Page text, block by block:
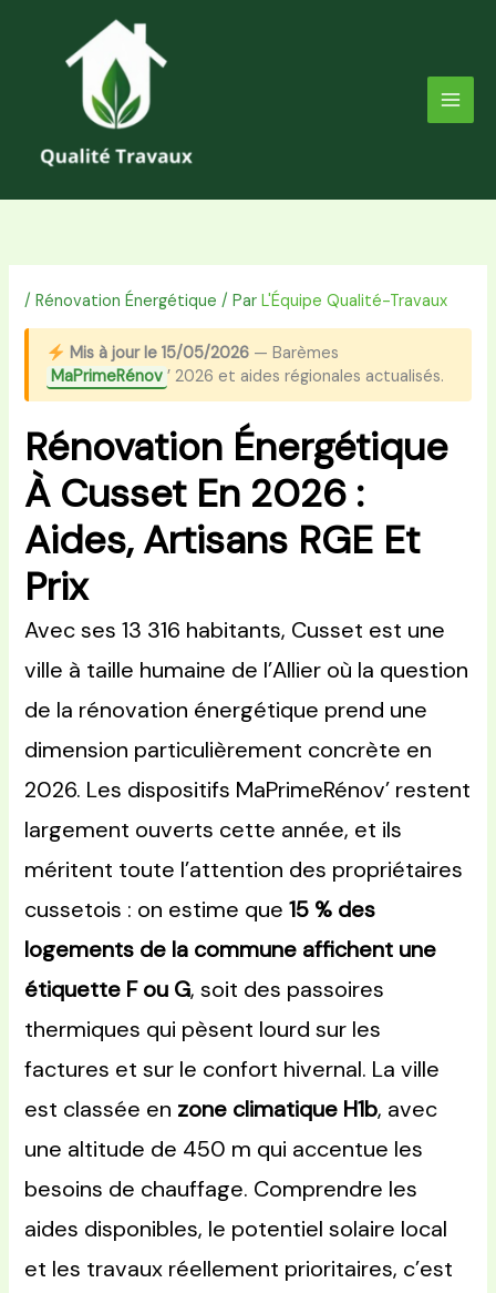
/Rénovation Énergétique / ParL'Équipe Qualité-Travaux
Mis à jour le 15/05/2026 — Barèmes
MaPrimeRénov ’ 2026 et aides régionales actualisés.
Rénovation Énergétique
À Cusset En 2026 :
Aides, Artisans RGE Et
Prix
Avec ses 13 316 habitants, Cusset est une
ville à taille humaine de l’Allier où la question
de la rénovation énergétique prend une
dimension particulièrement concrète en
2026. Les dispositifs MaPrimeRénov’ restent
largement ouverts cette année, et ils
méritent toute l’attention des propriétaires
cussetois : on estime que15 % des
logements de la commune affichent une
étiquette F ou G, soit des passoires
thermiques qui pèsent lourd sur les
factures et sur le confort hivernal. La ville
est classée en zone climatique H1b, avec
une altitude de 450 m qui accentue les
besoins de chauffage. Comprendre les
aides disponibles, le potentiel solaire local
et les travaux réellement prioritaires, c’est